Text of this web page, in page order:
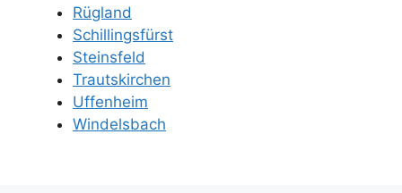
Rügland
Schillingsfürst
Steinsfeld
Trautskirchen
Uffenheim
Windelsbach